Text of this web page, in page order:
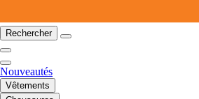
Rechercher
Nouveautés
Vêtements